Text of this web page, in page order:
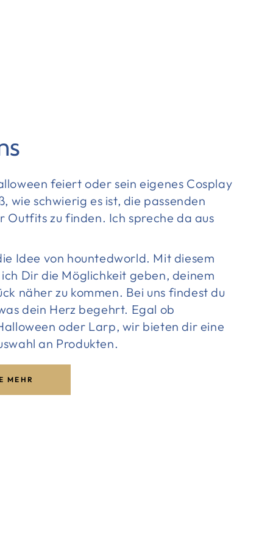
feiert oder sein eigenes Cosplay
wie schwierig es ist, die passenden
Outfits zu finden. Ich spreche da aus
Idee von hountedworld. Mit diesem
Dir die Möglichkeit geben, deinem
näher zu kommen. Bei uns findest du
dein Herz begehrt. Egal ob
oder Larp, wir bieten dir eine
an Produkten.
MEHR